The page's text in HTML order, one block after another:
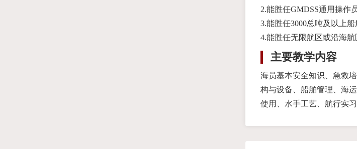
2.能胜任GMDSS通用操作
3.能胜任3000总吨及以上
4.能胜任无限航区或沿海航
主要教学内容
海员基本安全知识、急救
构与设备、船舶管理、海
使用、水手工艺、航行实习